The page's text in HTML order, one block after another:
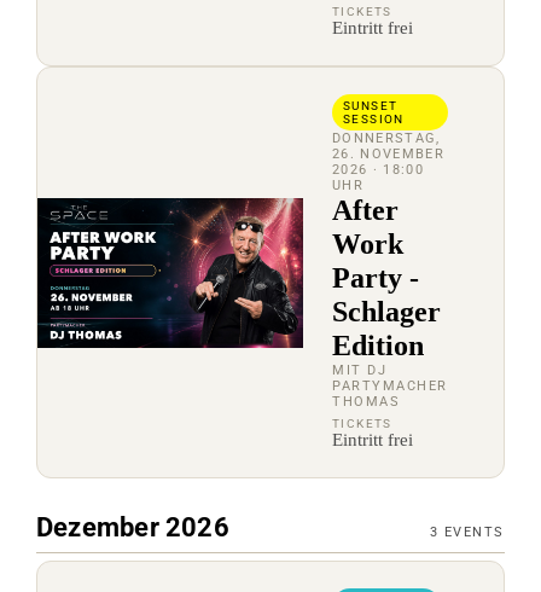
TICKETS
Eintritt frei
SUNSET
SESSION
DONNERSTAG,
26. NOVEMBER
2026 · 18:00
UHR
After
Work
Party -
Schlager
Edition
MIT DJ
PARTYMACHER
THOMAS
TICKETS
Eintritt frei
Dezember 2026 3 EVENTS